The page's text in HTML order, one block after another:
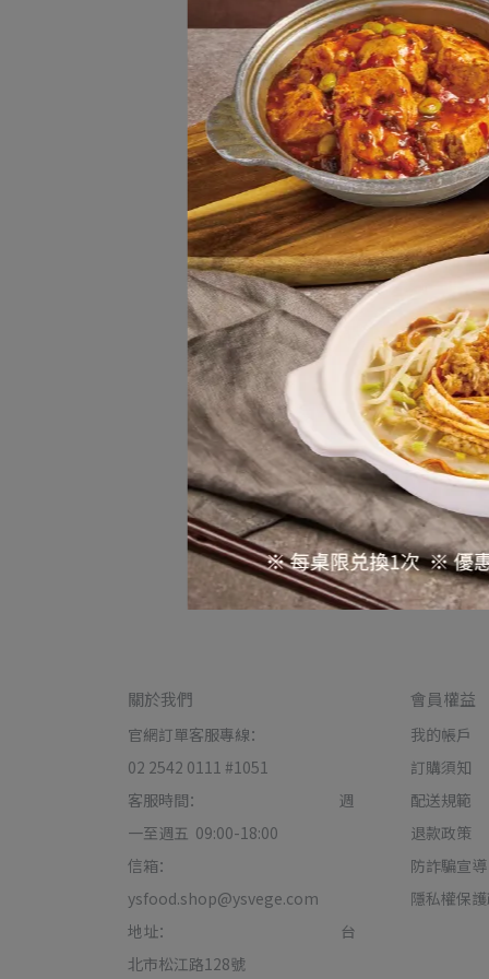
關於我們
官網訂單客服專線：
02 2542 0111 #1051
客服時間：                                         週
一至週五  09:00-18:00
信箱：
ysfood.shop@ysvege.com
地址：                                                   台
北市松江路128號
會員權益
我的帳戶
訂購須知
配送規範
退款政策
防詐騙宣導
隱私權保